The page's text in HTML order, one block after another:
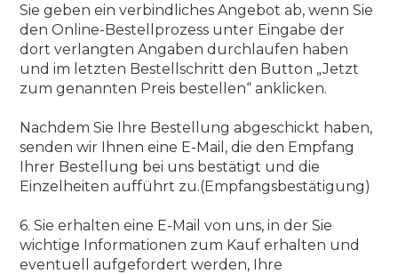
Sie geben ein verbindliches Angebot ab, wenn Sie
den Online-Bestellprozess unter Eingabe der
dort verlangten Angaben durchlaufen haben
und im letzten Bestellschritt den Button „Jetzt
zum genannten Preis bestellen“ anklicken.
Nachdem Sie Ihre Bestellung abgeschickt haben,
senden wir Ihnen eine E-Mail, die den Empfang
Ihrer Bestellung bei uns bestätigt und die
Einzelheiten aufführt zu.(Empfangsbestätigung)
6. Sie erhalten eine E-Mail von uns, in der Sie
wichtige Informationen zum Kauf erhalten und
eventuell aufgefordert werden, Ihre